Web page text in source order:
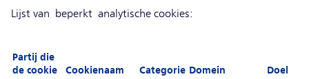
Lijst van beperkt analytische cookies:
Partij die
de cookie
Cookienaam Categorie Domein Doel